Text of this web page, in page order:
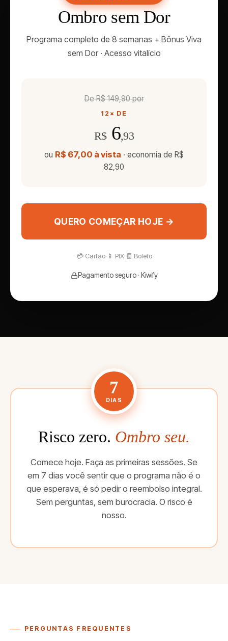
Ombro sem Dor
Programa completo de 8 semanas + Bônus Viva
sem Dor · Acesso vitalício
De R$ 149,90 por
12× DE
R$6,93
ou R$ 67,00 à vista · economia de R$
82,90
QUERO COMEÇAR HOJE →
💳 Cartão· 📱 PIX· 🧾 Boleto
Pagamento seguro · Kiwify
7
DIAS
Risco zero. Ombro seu.
Comece hoje. Faça as primeiras sessões. Se
em 7 dias você sentir que o programa não é o
que esperava, é só pedir o reembolso integral.
Sem perguntas, sem burocracia. O risco é
nosso.
PERGUNTAS FREQUENTES